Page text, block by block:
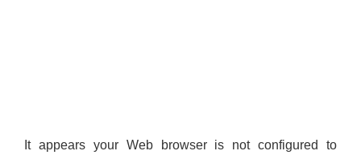
It appears your Web browser is not configured to